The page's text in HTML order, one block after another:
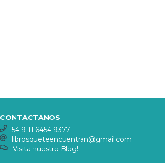
CONTACTANOS
54 9 11 6454 9377
librosqueteencuentran@gmail.com
Visita nuestro Blog!